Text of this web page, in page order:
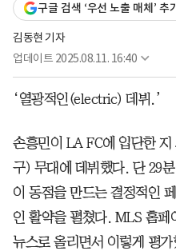
구글 검색 ‘우선 노출 매체’ 추
김동현 기자
업데이트 2025.08.11. 16:40
‘열광적인(electric) 데뷔.’
손흥민이 LA FC에 입단한
구) 무대에 데뷔했다. 단 29
이 동점을 만드는 결정적인
인 활약을 펼쳤다. MLS 홈페
뉴스로 올리면서 이렇게 평